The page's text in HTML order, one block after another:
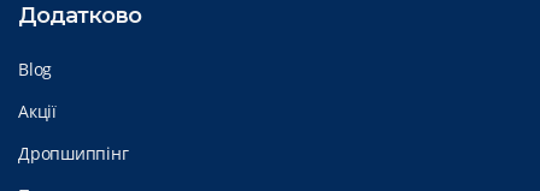
Додатково
Blog
Акції
Дропшиппінг